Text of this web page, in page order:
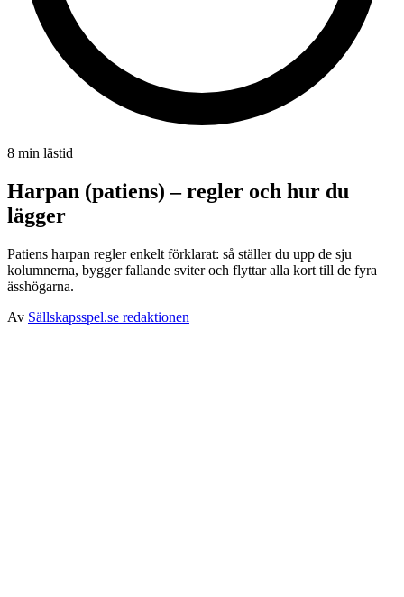
8 min lästid
Harpan (patiens) – regler och hur du
lägger
Patiens harpan regler enkelt förklarat: så ställer du upp de sju
kolumnerna, bygger fallande sviter och flyttar alla kort till de fyra
ässhögarna.
Av Sällskapsspel.se redaktionen